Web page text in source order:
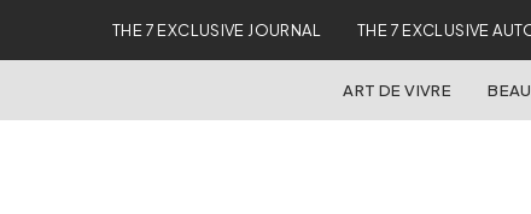
THE 7 EXCLUSIVE JOURNAL THE 7 EXCLUSIVE
ART DE VIVRE